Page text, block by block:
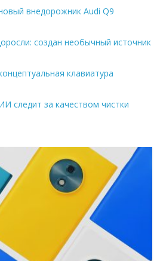
внедорожник Audi Q9
создан необычный источник
клавиатура
следит за качеством чистки